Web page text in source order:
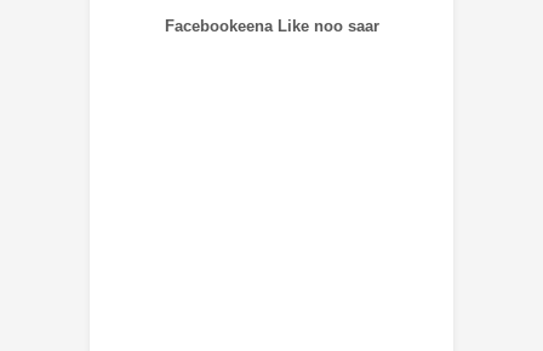
Facebookeena Like noo saar